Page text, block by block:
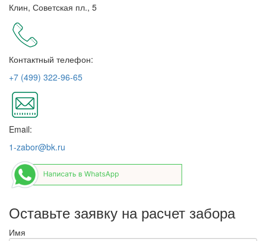
Клин, Советская пл., 5
Контактный телефон:
+7 (499) 322-96-65
Email:
1-zabor@bk.ru
Оставьте заявку на расчет забора
Имя